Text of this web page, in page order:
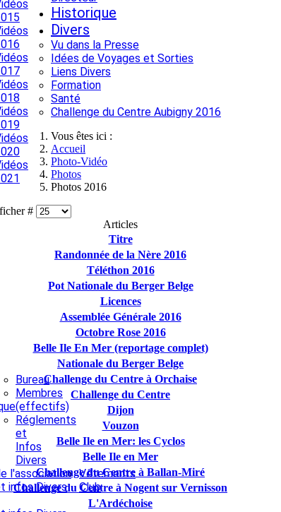
Bureau
Membres
(effectifs)
Réglements
et
Infos
Divers
l'association
infos Divers
Vêtements
Club
Historique
Divers
Vu dans la Presse
Idées de Voyages et Sorties
Liens Divers
Formation
Santé
Challenge du Centre Aubigny 2016
Vous êtes ici :
Accueil
Photo-Vidéo
Photos
Photos 2016
#
Articles
Titre
Randonnée de la Nère 2016
Téléthon 2016
Pot Nationale du Berger Belge
Licences
Assemblée Générale 2016
Octobre Rose 2016
Belle Ile En Mer (reportage complet)
Nationale du Berger Belge
Challenge du Centre à Orchaise
Challenge du Centre
Dijon
Vouzon
Belle Ile en Mer: les Cyclos
Belle Ile en Mer
Challenge du Centre à Ballan-Miré
Challenge du Centre à Nogent sur Vernisson
L'Ardéchoise